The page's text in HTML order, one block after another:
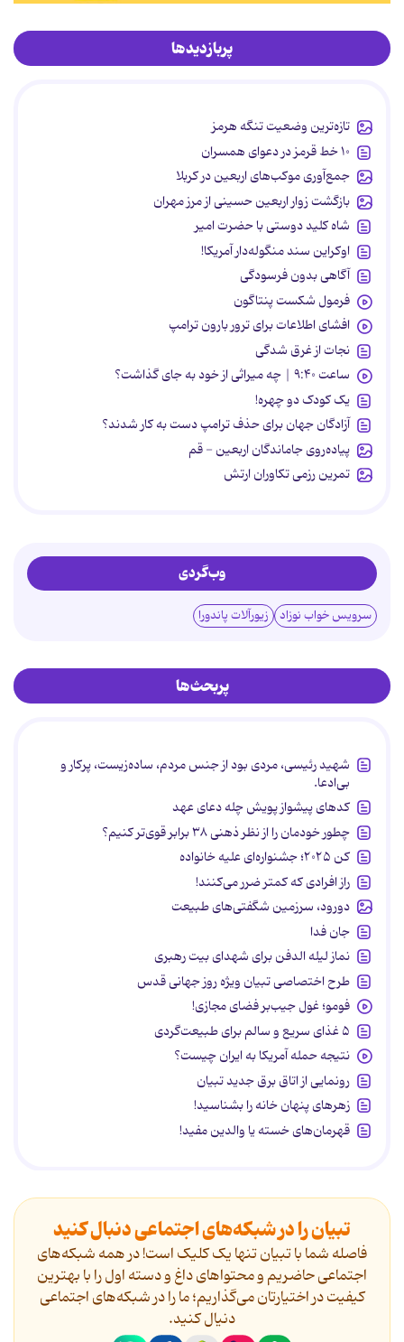
پربازدیدها
تازه‌ترین وضعیت تنگه هرمز
۱۰ خط قرمز در دعوای همسران
جمع‌آوری موکب‌های اربعین در کربلا
بازگشت زوار اربعین حسینی از مرز مهران
شاه کلید دوستی با حضرت امیر
اوکراین سند منگوله‌دار آمریکا!
آگاهی بدون فرسودگی
فرمول شکست پنتاگون
افشای اطلاعات برای ترور بارون ترامپ
نجات از غرق شدگی
ساعت ۹:۴۰ | چه میراثی از خود به جای گذاشت؟
یک کودک دو چهره!
آزادگان جهان برای حذف ترامپ دست به کار شدند؟
پیاده‌روی جاماندگان اربعین - قم
تمرین رزمی تکاوران ارتش
وب‌گردی
سرویس خواب نوزاد زیورآلات پاندورا
پربحث‌ها
شهید رئیسی، مردی بود از جنس مردم، ساده‌زیست، پرکار و
بی‌ادعا.
کدهای پیشواز پویش چله دعای عهد
چطور خودمان را از نظر ذهنی ۳۸ برابر قوی‌تر کنیم؟
کن ۲۰۲۵؛ جشنواره‌ای علیه خانواده
راز افرادی که کمتر ضرر می‌کنند!
دورود، سرزمین شگفتی‌های طبیعت
جان فدا
نماز لیله الدفن برای شهدای بیت رهبری
طرح اختصاصی تبیان ویژه روز جهانی قدس
فومو؛ غول جیب‌بر فضای مجازی!
۵ غذای سریع و سالم برای طبیعت‌گردی
نتیجه حمله آمریکا به ایران چیست؟
رونمایی از اتاق برق جدید تبیان
زهرهای پنهان خانه را بشناسید!
قهرمان‌های خسته یا والدین مفید!
تبیان را در شبکه‌های اجتماعی دنبال کنید
فاصله شما با تبیان تنها یک کلیک است! در همه شبکه‌های
اجتماعی حاضریم و محتواهای داغ و دسته اول را با بهترین
کیفیت در اختیارتان می‌گذاریم؛ ما را در شبکه‌های اجتماعی
دنیال کنید.